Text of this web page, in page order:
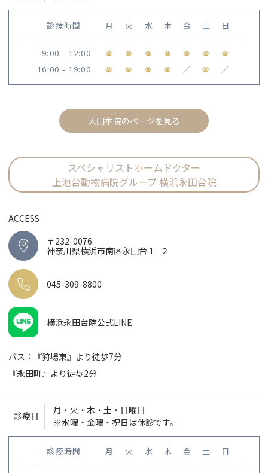
診療時間 月 火 水 木 金 土 日
9:00 - 12:00
16:00 - 19:00
／ ／
大田本院のページを見る
スペシャリストホームドクター
上池台動物病院グループ 横浜永田台院
ACCESS
〒232-0076
神奈川県横浜市南区永田台１−２
045-309-8800
横浜永田台院公式LINE
バス：『狩場東』より徒歩7分
『永田町』より徒歩2分
診療日
月・火・木・土・日曜日
※水曜・金曜・祝日は休診です。
診療時間 月 火 水 木 金 土 日